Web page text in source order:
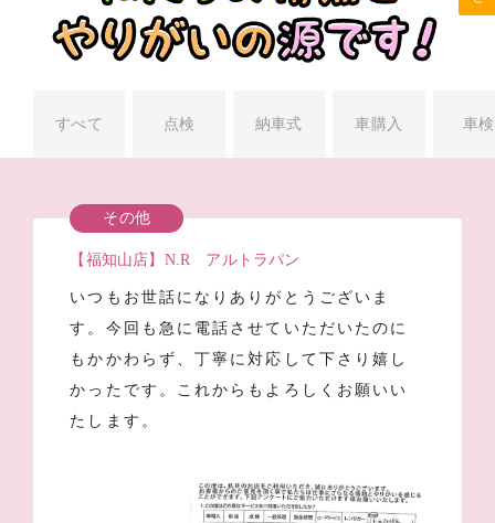
すべて 点検 納車式 車購入 車検
その他
【福知山店】N.R アルトラパン
いつもお世話になりありがとうございま
す。今回も急に電話させていただいたのに
もかかわらず、丁寧に対応して下さり嬉し
かったです。これからもよろしくお願いい
たします。